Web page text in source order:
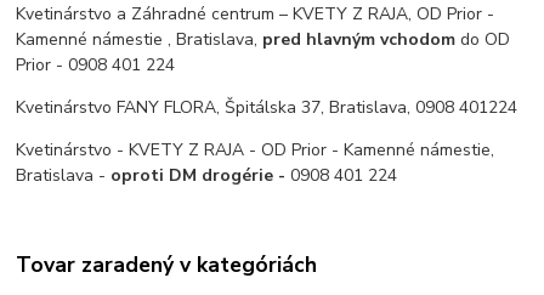
Kvetinárstvo a Záhradné centrum – KVETY Z RAJA, OD Prior -
Kamenné námestie , Bratislava, pred hlavným vchodom do OD
Prior - 0908 401 224
Kvetinárstvo FANY FLORA, Špitálska 37, Bratislava, 0908 401224
Kvetinárstvo - KVETY Z RAJA - OD Prior - Kamenné námestie,
Bratislava - oproti DM drogérie -0908 401 224
Tovar zaradený v kategóriách